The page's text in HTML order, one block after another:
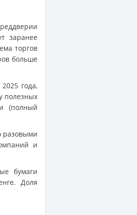
заранее
торгов
больше
года,
полезных
(полный
разовыми
и
бумаги
Доля